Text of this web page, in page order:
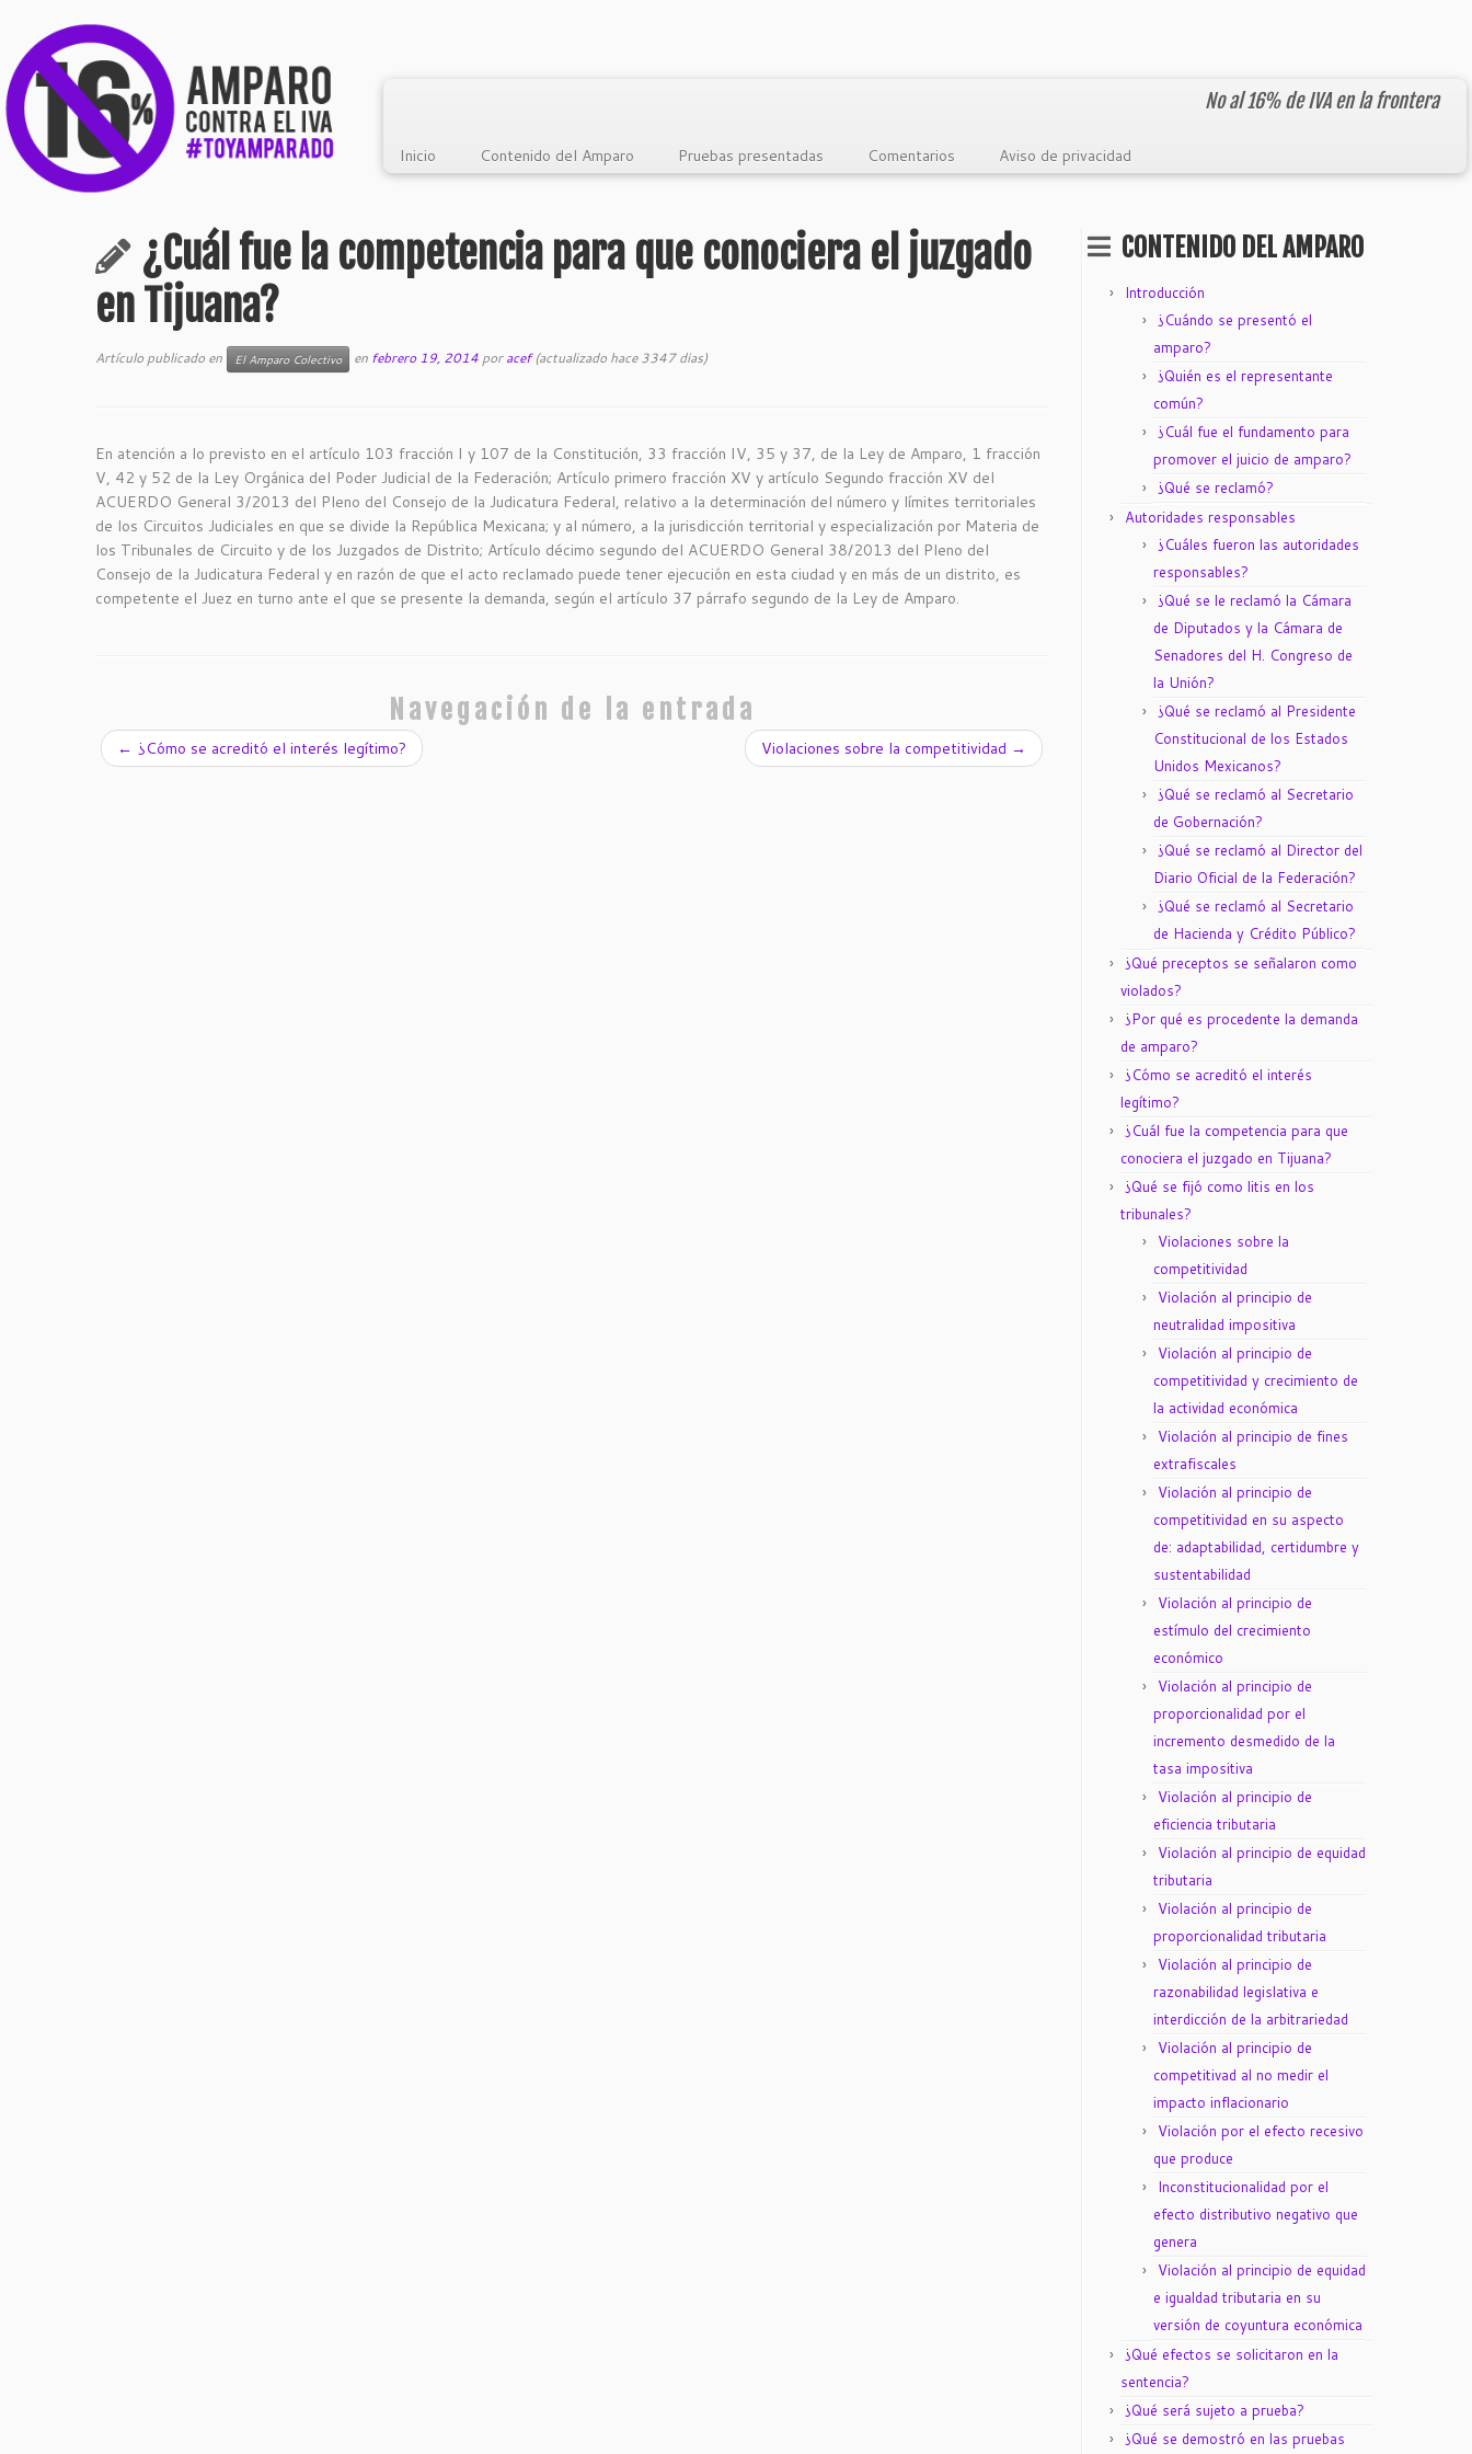
No al 16% de IVA en la frontera
Inicio Contenido del Amparo Pruebas presentadas Comentarios Aviso de privacidad
¿Cuál fue la competencia para que conociera el juzgado
en Tijuana?
Artículo publicado en El Amparo Colectivo en febrero 19, 2014 poracef(actualizado hace 3347 dias)
En atención a lo previsto en el artículo 103 fracción I y 107 de la Constitución, 33 fracción IV, 35 y 37, de la Ley de Amparo, 1 fracción
V, 42 y 52 de la Ley Orgánica del Poder Judicial de la Federación; Artículo primero fracción XV y artículo Segundo fracción XV del
ACUERDO General 3/2013 del Pleno del Consejo de la Judicatura Federal, relativo a la determinación del número y límites territoriales
de los Circuitos Judiciales en que se divide la República Mexicana; y al número, a la jurisdicción territorial y especialización por Materia de
los Tribunales de Circuito y de los Juzgados de Distrito; Artículo décimo segundo del ACUERDO General 38/2013 del Pleno del
Consejo de la Judicatura Federal y en razón de que el acto reclamado puede tener ejecución en esta ciudad y en más de un distrito, es
competente el Juez en turno ante el que se presente la demanda, según el artículo 37 párrafo segundo de la Ley de Amparo.
Navegación de la entrada
← ¿Cómo se acreditó el interés legítimo? Violaciones sobre la competitividad →
CONTENIDO DEL AMPARO
Introducción
¿Cuándo se presentó el
amparo?
¿Quién es el representante
común?
¿Cuál fue el fundamento para
promover el juicio de amparo?
¿Qué se reclamó?
Autoridades responsables
¿Cuáles fueron las autoridades
responsables?
¿Qué se le reclamó la Cámara
de Diputados y la Cámara de
Senadores del H. Congreso de
la Unión?
¿Qué se reclamó al Presidente
Constitucional de los Estados
Unidos Mexicanos?
¿Qué se reclamó al Secretario
de Gobernación?
¿Qué se reclamó al Director del
Diario Oficial de la Federación?
¿Qué se reclamó al Secretario
de Hacienda y Crédito Público?
¿Qué preceptos se señalaron como
violados?
¿Por qué es procedente la demanda
de amparo?
¿Cómo se acreditó el interés
legítimo?
¿Cuál fue la competencia para que
conociera el juzgado en Tijuana?
¿Qué se fijó como litis en los
tribunales?
Violaciones sobre la
competitividad
Violación al principio de
neutralidad impositiva
Violación al principio de
competitividad y crecimiento de
la actividad económica
Violación al principio de fines
extrafiscales
Violación al principio de
competitividad en su aspecto
de: adaptabilidad, certidumbre y
sustentabilidad
Violación al principio de
estímulo del crecimiento
económico
Violación al principio de
proporcionalidad por el
incremento desmedido de la
tasa impositiva
Violación al principio de
eficiencia tributaria
Violación al principio de equidad
tributaria
Violación al principio de
proporcionalidad tributaria
Violación al principio de
razonabilidad legislativa e
interdicción de la arbitrariedad
Violación al principio de
competitivad al no medir el
impacto inflacionario
Violación por el efecto recesivo
que produce
Inconstitucionalidad por el
efecto distributivo negativo que
genera
Violación al principio de equidad
e igualdad tributaria en su
versión de coyuntura económica
¿Qué efectos se solicitaron en la
sentencia?
¿Qué será sujeto a prueba?
¿Qué se demostró en las pruebas